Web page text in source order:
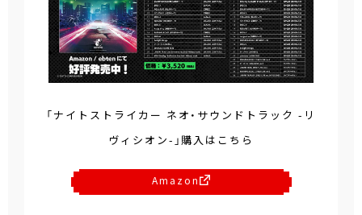
「ナイトストライカー ネオ・サウンドトラック -リ
ヴィシオン-」購入はこちら
Amazon